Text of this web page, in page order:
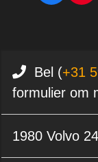
Bel (+31
formulier om
1980 Volvo